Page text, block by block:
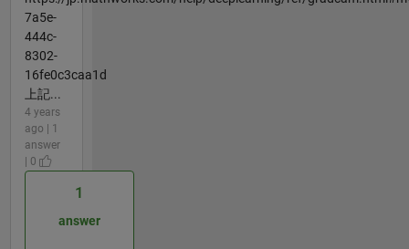
7a5e-
444c-
8302-
16fe0c3caa1d
上記...
4 years
ago | 1
answer
| 0
1
answer